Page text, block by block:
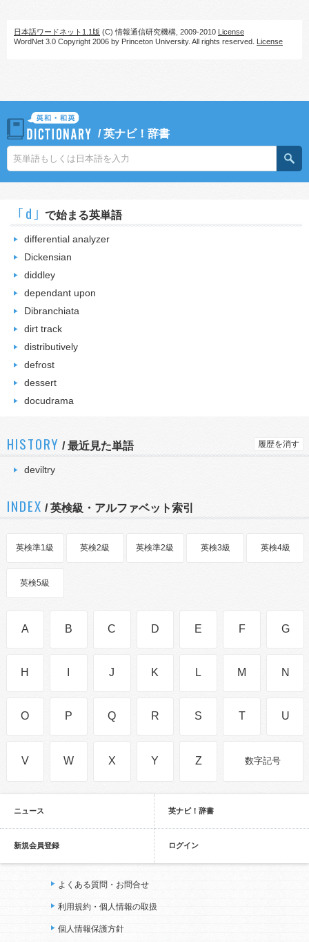
日本語ワードネット1.1版 (C) 情報通信研究機構, 2009-2010 License
WordNet 3.0 Copyright 2006 by Princeton University. All rights reserved. License
/英ナビ！辞書
｢d｣ で始まる英単語
differential analyzer
Dickensian
diddley
dependant upon
Dibranchiata
dirt track
distributively
defrost
dessert
docudrama
HISTORY /最近見た単語 履歴を消す
deviltry
INDEX / 英検級・アルファベット索引
英検準1級 英検2級 英検準2級 英検3級 英検4級
英検5級
A B C D E F G
H J K L M N
O P Q R S T U
V W X Y Z 数字記号
ニュース 英ナビ！辞書
新規会員登録 ログイン
よくある質問・お問合せ
利用規約・個人情報の取扱
個人情報保護方針